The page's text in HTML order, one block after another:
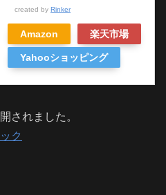
created by Rinker
Amazon 楽天市場
Yahooショッピング
されました。
ク